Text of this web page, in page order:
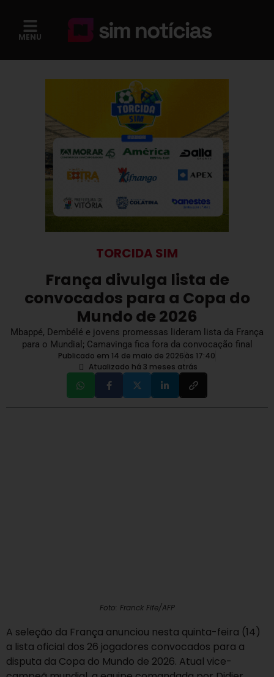
MENU
TORCIDA SIM
França divulga lista de
convocados para a Copa do
Mundo de 2026
Mbappé, Dembélé e jovens promessas lideram lista da França
para o Mundial; Camavinga fica fora da convocação final
Publicado em 14 de maio de 2026às 17:40
Atualizado há 3 meses atrás
Foto: Franck Fife/AFP
A seleção da França anunciou nesta quinta-feira (14)
a lista oficial dos 26 jogadores convocados para a
disputa da Copa do Mundo de 2026. Atual vice-